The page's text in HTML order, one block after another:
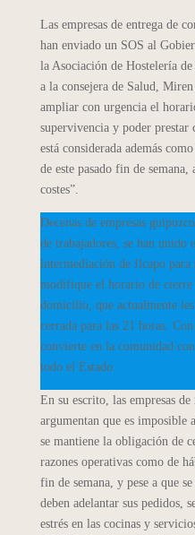
Las empresas de entrega de
han enviado un SOS al
la Asociación de Hostelería
a la consejera de Salud,
ampliar con urgencia el
supervivencia y poder prestar
está considerada además
de este pasado fin de
costes”.
Decenas de empresas
de trabajadores, se han unido
intermediación de Ilcapo
modifique el horario de cierre
domicilio, que actualmente
cerrada para las 21 horas.
convierte en la comunidad
todo el Estado.
En su escrito, las empresas
argumentan que es imposible
se mantiene la obligación de
razones operativas como de
fin de semana, y pese a que
deben adelantar sus pedidos,
estrés en las cocinas y